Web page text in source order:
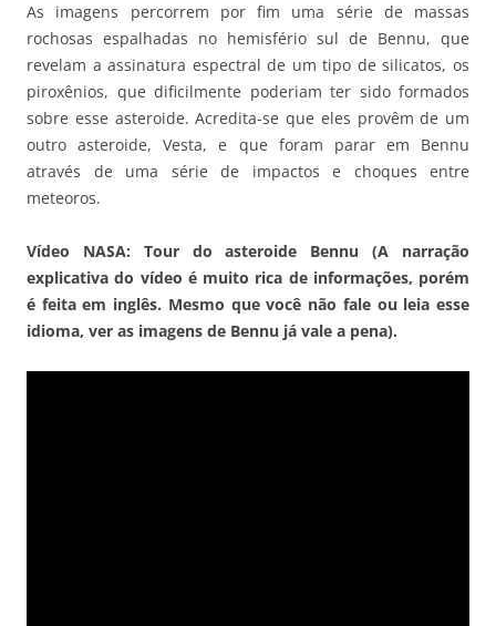
As imagens percorrem por fim uma série de massas
rochosas espalhadas no hemisfério sul de Bennu, que
revelam a assinatura espectral de um tipo de silicatos, os
piroxênios, que dificilmente poderiam ter sido formados
sobre esse asteroide. Acredita-se que eles provêm de um
outro asteroide, Vesta, e que foram parar em Bennu
através de uma série de impactos e choques entre
meteoros.
Vídeo NASA: Tour do asteroide Bennu (A narração
explicativa do vídeo é muito rica de informações, porém
é feita em inglês. Mesmo que você não fale ou leia esse
idioma, ver as imagens de Bennu já vale a pena).